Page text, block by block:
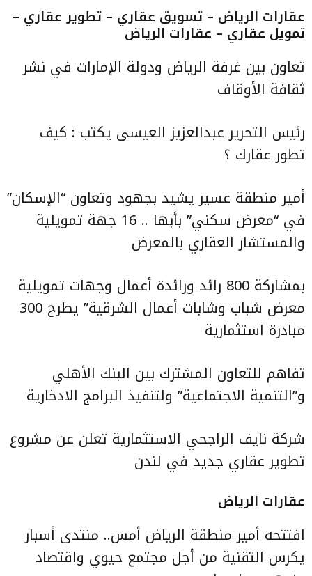
عقارات الرياض – تسويق عقاري – تطوير عقاري –
تمويل عقاري – عقارات الرياض
تعاون بين غرفة الرياض ودولة الإمارات في نشر
ثقافة الأوقاف
رئيس التحرير عبدالعزيز العيسى يكتب : كيف
تطور عقارك ؟
أمير منطقة عسير يشيد بجهود وتعاون “الإسكان”
في “معرض سكني” بأبها .. 16 جهة تمويلية
والمستشار العقاري بالمعرض
بمشاركة 800 رائد ورائدة أعمال وجهات تمويلية
معرض شباب وشابات أعمال الشرقية” يطرح 300
مبادرة استثمارية
تفاهم للتعاون المشترك بين البنك الأهلي
و”التنمية الاجتماعية” ولتنفيذ البرامج الادخارية
شركة نايف الراجحي الاستثمارية تعلن عن مشروع
تطوير عقاري جديد في لندن
عقارات الرياض
افتتحه أمير منطقة الرياض أمس.. منتدى أسبار
يكرس التقنية من أجل مجتمع حيوي واقتصاد